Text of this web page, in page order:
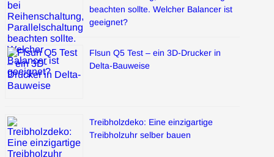
beachten sollte. Welcher Balancer ist
geeignet?
Flsun Q5 Test – ein 3D-Drucker in
Delta-Bauweise
Treibholzdeko: Eine einzigartige
Treibholzuhr selber bauen